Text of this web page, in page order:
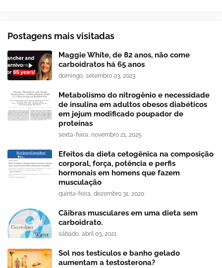
Postagens mais visitadas
Maggie White, de 82 anos, não come
carboidratos há 65 anos
domingo, setembro 03, 2023
Metabolismo do nitrogênio e necessidade
de insulina em adultos obesos diabéticos
em jejum modificado poupador de
proteínas
sexta-feira, novembro 21, 2025
Efeitos da dieta cetogênica na composição
corporal, força, potência e perfis
hormonais em homens que fazem
musculação
quinta-feira, dezembro 31, 2020
Cãibras musculares em uma dieta sem
carboidrato.
sábado, abril 03, 2021
Sol nos testículos e banho gelado
aumentam a testosterona?